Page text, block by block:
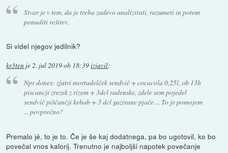
Stvar je v tem, da je treba zadevo analizirati, razumeti in potem
ponuditi rešitev.
Si videl njegov jedilnik?
kr3ten je2. jul 2019 ob 18:39izjavil:
Npr dones: zjutri mortadelček sendvič + cocacola 0,25l, ob 13h
piscancji zrezek z rizem + 3dcl radenske, zdele sem pojedel
sendvič piščančji kebab + 3 dcl gazirane pjače ... To je pomojem
... povprečno?
Premalo jé, to je to. Če je še kaj dodatnega, pa bo ugotovil, ko bo
povečal vnos kalorij. Trenutno je najboljši napotek povečanje